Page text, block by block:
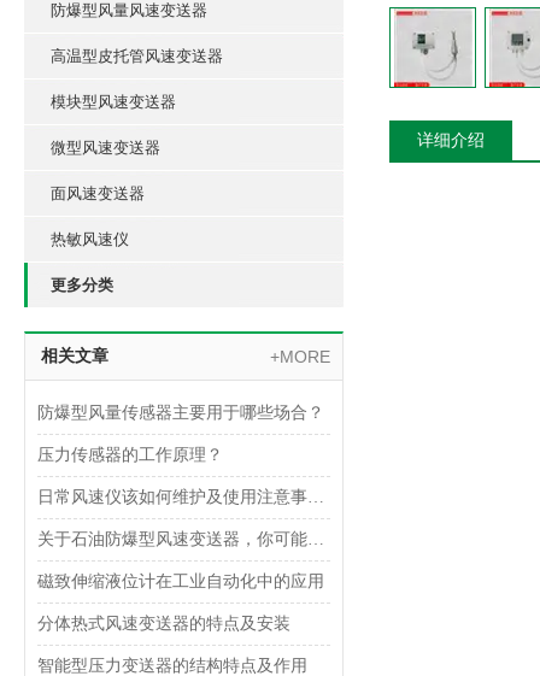
防爆型风量风速变送器
高温型皮托管风速变送器
模块型风速变送器
微型风速变送器
面风速变送器
热敏风速仪
更多分类
相关文章 +MORE
防爆型风量传感器主要用于哪些场合？
压力传感器的工作原理？
日常风速仪该如何维护及使用注意事项是什么呢？
关于石油防爆型风速变送器，你可能想了解这些内容！
磁致伸缩液位计在工业自动化中的应用
分体热式风速变送器的特点及安装
智能型压力变送器的结构特点及作用
详细介绍